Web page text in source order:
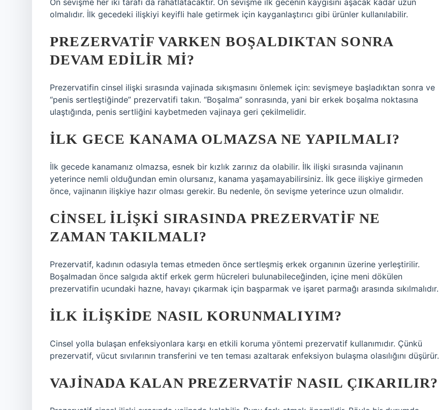
Ön sevişme her iki tarafı da rahatlatacaktır. Ön sevişme ilk gecenin kaygısını aşacak kadar uzun
olmalıdır. İlk gecedeki ilişkiyi keyifli hale getirmek için kayganlaştırıcı gibi ürünler kullanılabilir.
PREZERVATIF VARKEN BOŞALDIKTAN SONRA
DEVAM EDILIR MI?
Prezervatifin cinsel ilişki sırasında vajinada sıkışmasını önlemek için: sevişmeye başladıktan sonra ve
“penis sertleştiğinde” prezervatifi takın. “Boşalma” sonrasında, yani bir erkek boşalma noktasına
ulaştığında, penis sertliğini kaybetmeden vajinaya geri çekilmelidir.
İLK GECE KANAMA OLMAZSA NE YAPILMALI?
İlk gecede kanamanız olmazsa, esnek bir kızlık zarınız da olabilir. İlk ilişki sırasında vajinanın
yeterince nemli olduğundan emin olursanız, kanama yaşamayabilirsiniz. İlk gece ilişkiye girmeden
önce, vajinanın ilişkiye hazır olması gerekir. Bu nedenle, ön sevişme yeterince uzun olmalıdır.
CINSEL ILIŞKI SIRASINDA PREZERVATIF NE
ZAMAN TAKILMALI?
Prezervatif, kadının odasıyla temas etmeden önce sertleşmiş erkek organının üzerine yerleştirilir.
Boşalmadan önce salgıda aktif erkek germ hücreleri bulunabileceğinden, içine meni dökülen
prezervatifin ucundaki hazne, havayı çıkarmak için başparmak ve işaret parmağı arasında sıkılmalıdır.
İLK ILIŞKIDE NASIL KORUNMALIYIM?
Cinsel yolla bulaşan enfeksiyonlara karşı en etkili koruma yöntemi prezervatif kullanımıdır. Çünkü
prezervatif, vücut sıvılarının transferini ve ten teması azaltarak enfeksiyon bulaşma olasılığını düşürür.
VAJINADA KALAN PREZERVATIF NASIL ÇIKARILIR?